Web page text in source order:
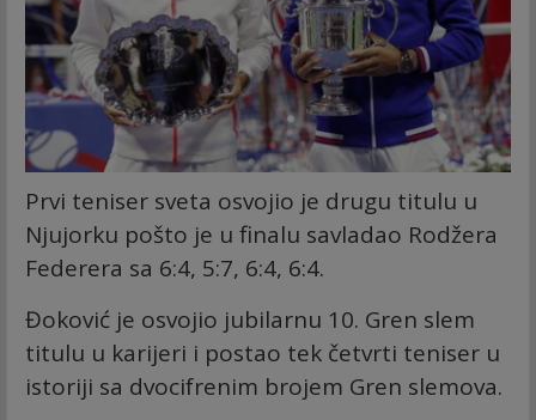
Prvi teniser sveta osvojio je drugu titulu u
Njujorku pošto je u finalu savladao Rodžera
Federera sa 6:4, 5:7, 6:4, 6:4.
Đoković je osvojio jubilarnu 10. Gren slem
titulu u karijeri i postao tek četvrti teniser u
istoriji sa dvocifrenim brojem Gren slemova.